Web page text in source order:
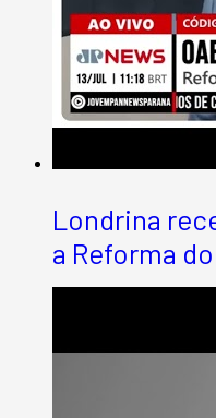
Londrina
a Reforma